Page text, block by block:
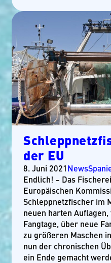
der EU
8. Juni 2021News
Endlich! – Das
Europäischen
Schleppnetzfischer im
neuen harten
Fangtage, über neue
zu größeren Maschen
nun der chronischen
ein Ende gemacht